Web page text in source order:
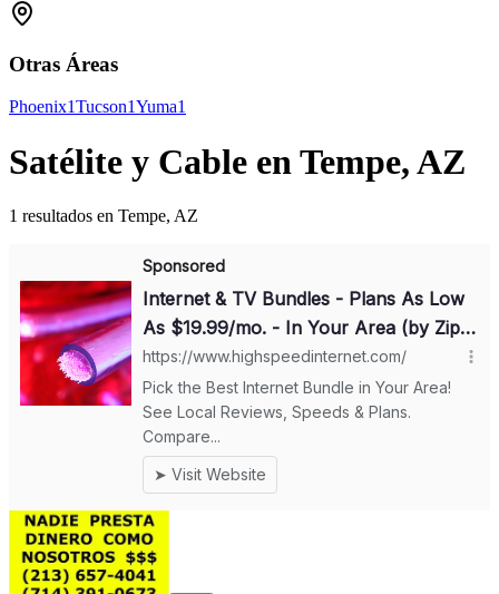
Otras Áreas
Phoenix1Tucson1Yuma1
Satélite y Cable en Tempe, AZ
1 resultados en Tempe, AZ